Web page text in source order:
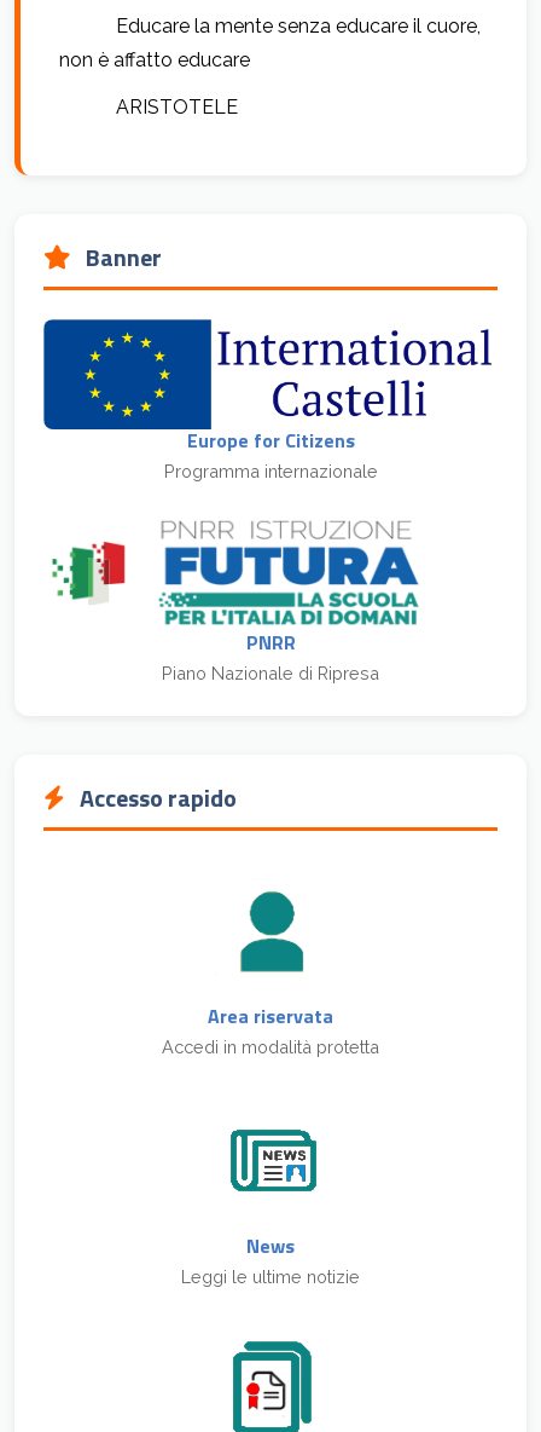
Educare la mente senza educare il cuore,
non è affatto educare
ARISTOTELE
Banner
Europe for Citizens
Programma internazionale
PNRR
Piano Nazionale di Ripresa
Accesso rapido
Area riservata
Accedi in modalità protetta
News
Leggi le ultime notizie